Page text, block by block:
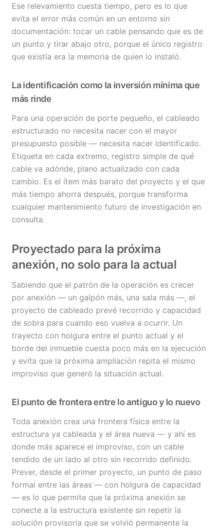
Ese relevamiento cuesta tiempo, pero es lo que
evita el error más común en un entorno sin
documentación: tocar un cable pensando que es de
un punto y tirar abajo otro, porque el único registro
que existía era la memoria de quien lo instaló.
La identificación como la inversión mínima que
más rinde
Para una operación de porte pequeño, el cableado
estructurado no necesita nacer con el mayor
presupuesto posible — necesita nacer identificado.
Etiqueta en cada extremo, registro simple de qué
cable va adónde, plano actualizado con cada
cambio. Es el ítem más barato del proyecto y el que
más tiempo ahorra después, porque transforma
cualquier mantenimiento futuro de investigación en
consulta.
Proyectado para la próxima
anexión, no solo para la actual
Sabiendo que el patrón de la operación es crecer
por anexión — un galpón más, una sala más —, el
proyecto de cableado prevé recorrido y capacidad
de sobra para cuando eso vuelva a ocurrir. Un
trayecto con holgura entre el punto actual y el
borde del inmueble cuesta poco más en la ejecución
y evita que la próxima ampliación repita el mismo
improviso que generó la situación actual.
El punto de frontera entre lo antiguo y lo nuevo
Toda anexión crea una frontera física entre la
estructura ya cableada y el área nueva — y ahí es
donde más aparece el improviso, con un cable
tendido de un lado al otro sin recorrido definido.
Prever, desde el primer proyecto, un punto de paso
formal entre las áreas — con holgura de capacidad
— es lo que permite que la próxima anexión se
conecte a la estructura existente sin repetir la
solución provisoria que se volvió permanente la